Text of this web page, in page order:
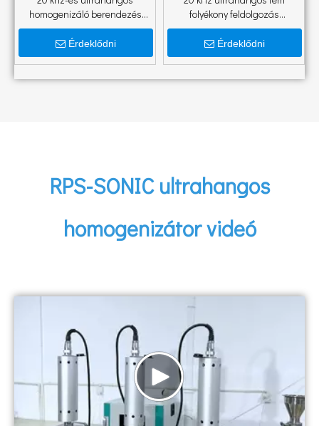
homogenizáló berendezés
grafén előkészítéshez
Érdeklődni
folyékony feldolgozás
Ultrahangos fémolvadék fúziós
feldolgozás olvasztás
Érdeklődni
RPS-SONIC ultrahangos
homogenizátor videó